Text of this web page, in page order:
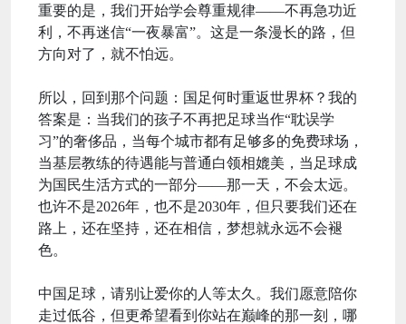
重要的是，我们开始学会尊重规律——不再急功近
利，不再迷信“一夜暴富”。这是一条漫长的路，但
方向对了，就不怕远。
所以，回到那个问题：国足何时重返世界杯？我的
答案是：当我们的孩子不再把足球当作“耽误学
习”的奢侈品，当每个城市都有足够多的免费球场，
当基层教练的待遇能与普通白领相媲美，当足球成
为国民生活方式的一部分——那一天，不会太远。
也许不是2026年，也不是2030年，但只要我们还在
路上，还在坚持，还在相信，梦想就永远不会褪
色。
中国足球，请别让爱你的人等太久。我们愿意陪你
走过低谷，但更希望看到你站在巅峰的那一刻，哪